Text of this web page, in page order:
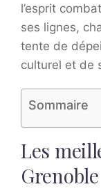
l’esprit
ses lignes,
tente de
culturel et de
Sommaire
Les
Grenoble